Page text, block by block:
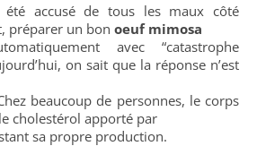
été accusé de tous les maux côté
préparer un bon oeuf mimosa
avec “catastrophe
on sait que la réponse n’est
beaucoup de personnes, le corps
cholestérol apporté par
sa propre production.